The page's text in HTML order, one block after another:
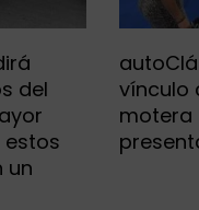
del
un
vínculo
motera